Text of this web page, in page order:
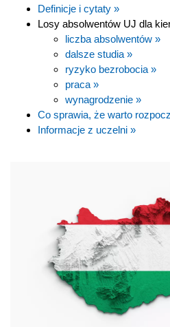
Definicje i cytaty »
Losy absolwentów UJ dla
liczba absolwentów »
dalsze studia »
ryzyko bezrobocia »
praca »
wynagrodzenie »
Co sprawia, że warto
Informacje z uczelni »